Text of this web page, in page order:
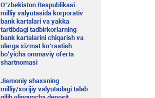
O‘zbekiston Respublikasi
milliy valyutasida korporativ
bank kartalari va yakka
tartibdagi tadbirkorlarning
bank kartalarini chiqarish va
ularga xizmat ko‘rsatish
bo‘yicha ommaviy oferta
shartnomasi
Jismoniy shaxsning
milliy/xorijiy valyutadagi talab